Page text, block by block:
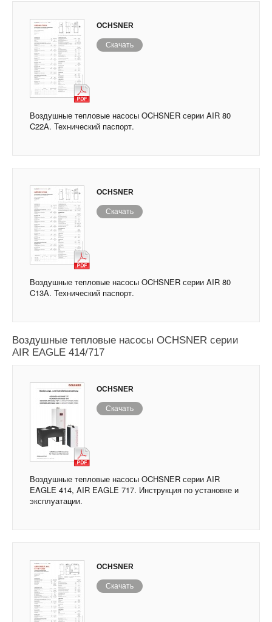
OCHSNER
Скачать
Воздушные тепловые насосы OCHSNER серии AIR 80
C22A. Технический паспорт.
OCHSNER
Скачать
Воздушные тепловые насосы OCHSNER серии AIR 80
C13A. Технический паспорт.
Воздушные тепловые насосы OCHSNER серии
AIR EAGLE 414/717
OCHSNER
Скачать
Воздушные тепловые насосы OCHSNER серии AIR
EAGLE 414, AIR EAGLE 717. Инструкция по установке и
эксплуатации.
OCHSNER
Скачать